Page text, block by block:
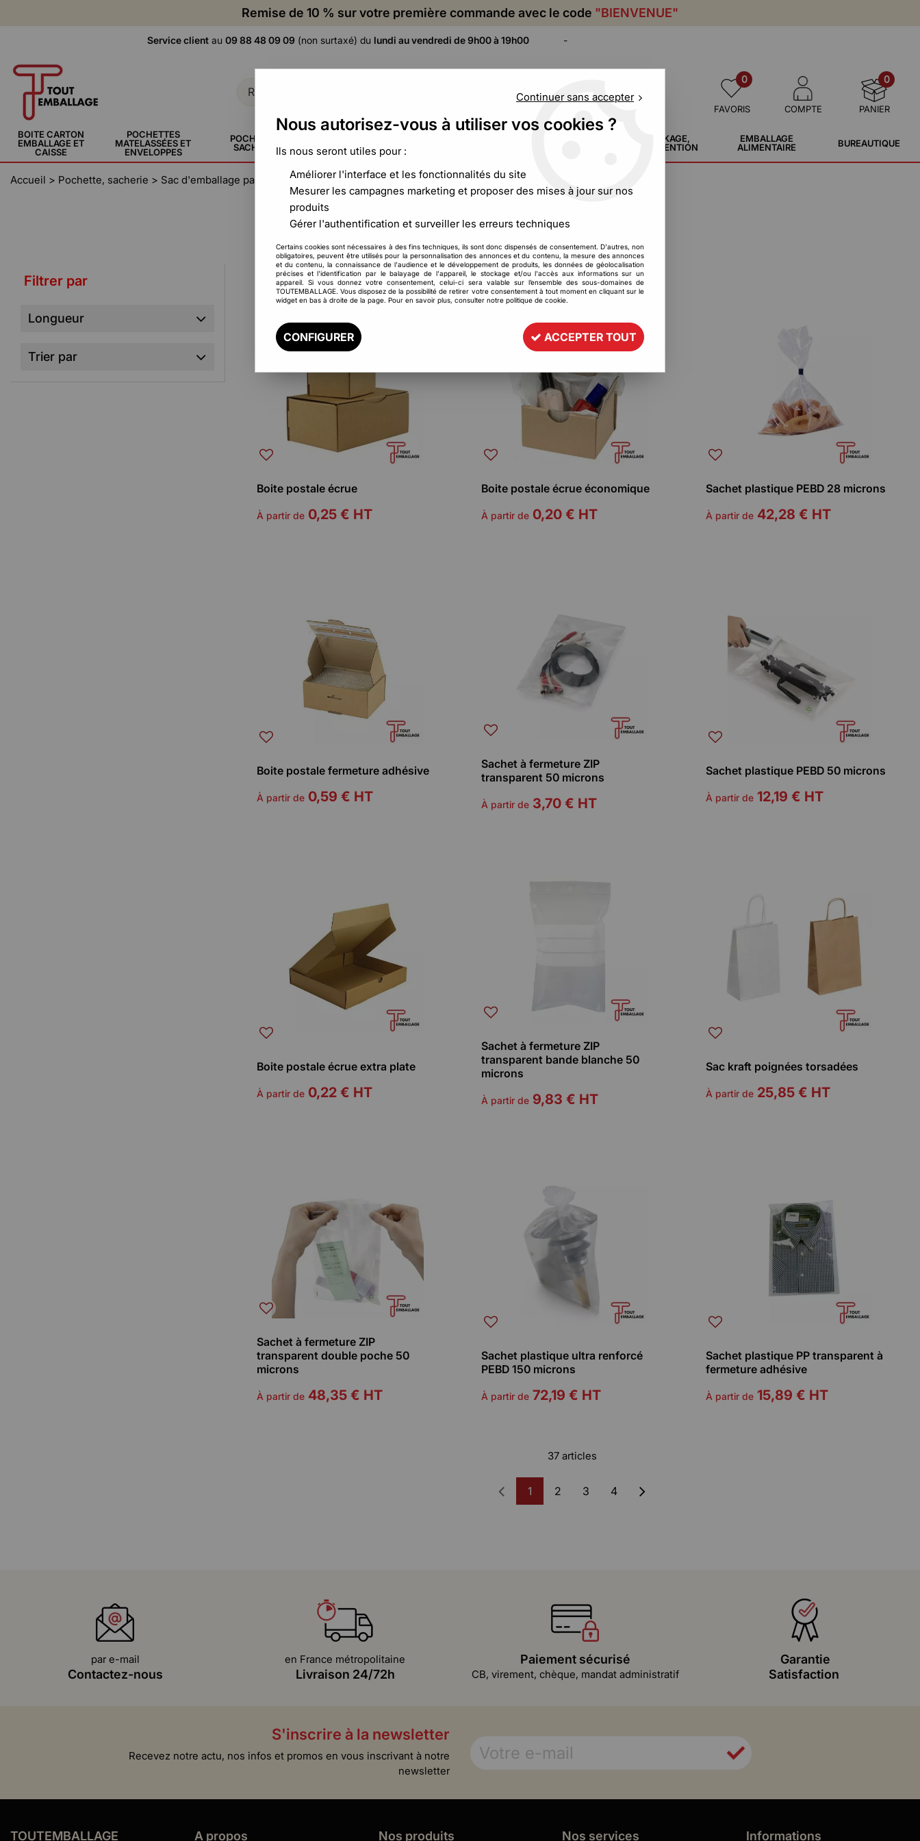
Remise de 10 % sur votre première commande avec le code "BIENVENUE"
Service client au 09 88 48 09 09 (non surtaxé) du lundi au vendredi de 9h00 à 19h00 -
0
FAVORIS COMPTE
0
PANIER
BOITE CARTON
EMBALLAGE ET
CAISSE
POCHETTES
MATELASSÉES ET
ENVELOPPES
POCHETTE,
SACHERIE
PROTECTION
ADHÉSIF,
STOCKAGE,
MANUTENTION
EMBALLAGE
ALIMENTAIRE
BUREAUTIQUE
Accueil > Pochette, sacherie > Sac d'emballage par taille et forme
Sac d'emballage par taille et forme
Filtrer par
Longueur
Trier par
37 articles
Boite postale écrue
À partir de0,25 € HT
Boite postale écrue économique
À partir de0,20 € HT
Sachet plastique PEBD 28 microns
À partir de 42,28 € HT
Boite postale fermeture adhésive
À partir de0,59 € HT
Sachet à fermeture ZIP
transparent 50 microns
À partir de3,70 € HT
Sachet plastique PEBD 50 microns
À partir de 12,19 € HT
Boite postale écrue extra plate
À partir de0,22 € HT
Sachet à fermeture ZIP
transparent bande blanche 50
microns
À partir de9,83 € HT
Sac kraft poignées torsadées
À partir de 25,85 € HT
Sachet à fermeture ZIP
transparent double poche 50
microns
À partir de48,35 € HT
Sachet plastique ultra renforcé
PEBD 150 microns
À partir de72,19 € HT
Sachet plastique PP transparent à
fermeture adhésive
À partir de 15,89 € HT
37 articles
1 2 3 4
par e-mail
Contactez-nous
en France métropolitaine
Livraison 24/72h
Paiement sécurisé
CB, virement, chèque, mandat administratif
Garantie
Satisfaction
S'inscrire à la newsletter
Recevez notre actu, nos infos et promos en vous inscrivant à notre
newsletter
TOUTEMBALLAGE A propos Nos produits Nos services Informations
Continuer sans accepter
Nous autorisez-vous à utiliser vos cookies ?
Ils nous seront utiles pour :
Améliorer l'interface et les fonctionnalités du site
Mesurer les campagnes marketing et proposer des mises à jour sur nos
produits
Gérer l'authentification et surveiller les erreurs techniques
Certains cookies sont nécessaires à des fins techniques, ils sont donc dispensés de consentement. D'autres, non
obligatoires, peuvent être utilisés pour la personnalisation des annonces et du contenu, la mesure des annonces
et du contenu, la connaissance de l'audience et le développement de produits, les données de géolocalisation
précises et l'identification par le balayage de l'appareil, le stockage et/ou l'accès aux informations sur un
appareil. Si vous donnez votre consentement, celui-ci sera valable sur l’ensemble des sous-domaines de
TOUTEMBALLAGE. Vous disposez de la possibilité de retirer votre consentement à tout moment en cliquant sur le
widget en bas à droite de la page. Pour en savoir plus, consulter notre politique de cookie.
CONFIGURER ACCEPTER TOUT